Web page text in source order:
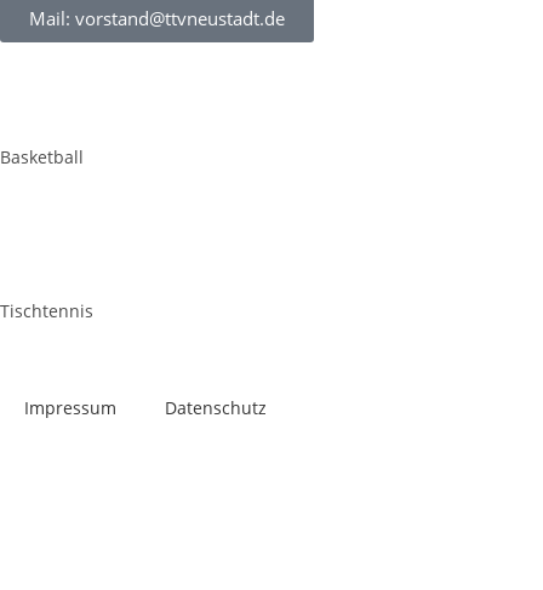
Mail: vorstand@ttvneustadt.de
Basketball
Tischtennis
Impres­sum Daten­schutz